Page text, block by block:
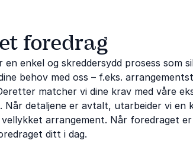
foredrag
enkel og skreddersydd prosess
behov med oss ​​– f.eks.
matcher vi dine krav med våre
Når detaljene er avtalt, utarbeider vi
arrangement. Når foredraget
ditt i dag.